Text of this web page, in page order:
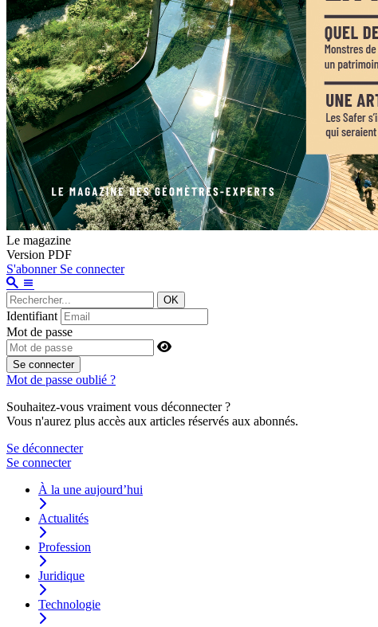
Le magazine
Version PDF
S'abonner Se connecter
OK
Identifiant
Mot de passe
Se connecter
Mot de passe oublié ?
Souhaitez-vous vraiment vous déconnecter ?
Vous n'aurez plus accès aux articles réservés aux abonnés.
Se déconnecter
Se connecter
À la une aujourd’hui
Actualités
Profession
Juridique
Technologie